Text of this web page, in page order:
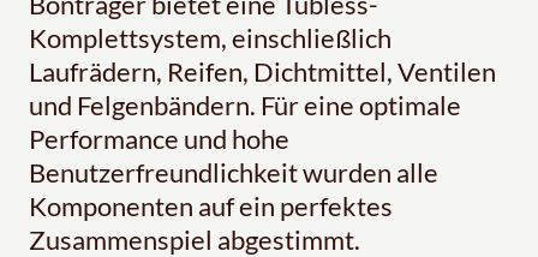
Komplettsystem, einschließlich
Laufrädern, Reifen, Dichtmittel, Ventilen
und Felgenbändern. Für eine optimale
Performance und hohe
Benutzerfreundlichkeit wurden alle
Komponenten auf ein perfektes
Zusammenspiel abgestimmt.